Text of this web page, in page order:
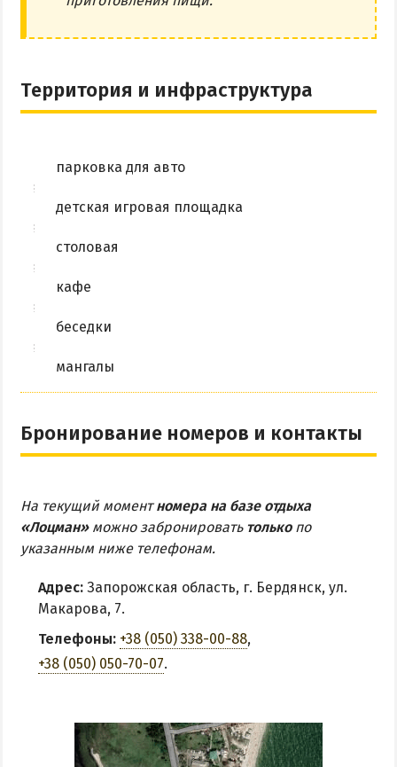
Территория и инфраструктура
парковка для авто
детская игровая площадка
столовая
кафе
беседки
мангалы
Бронирование номеров и контакты
На текущий моментномера на базе отдыха
«Лоцман»можно забронировать толькопо
указанным ниже телефонам.
Адрес: Запорожская область, г. Бердянск, ул.
Макарова, 7.
Телефоны: +38 (050) 338-00-88,
+38 (050) 050-70-07.